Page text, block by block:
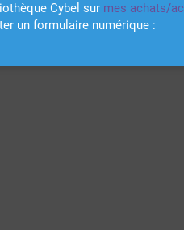
Cybel sur mes achats/
un formulaire numérique :